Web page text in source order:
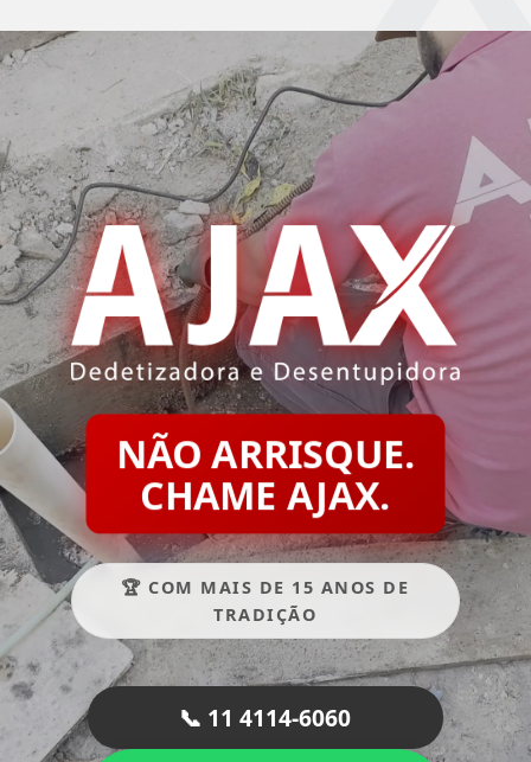
NÃO ARRISQUE.
CHAME AJAX.
🏆 COM MAIS DE 15 ANOS DE
TRADIÇÃO
📞 11 4114-6060